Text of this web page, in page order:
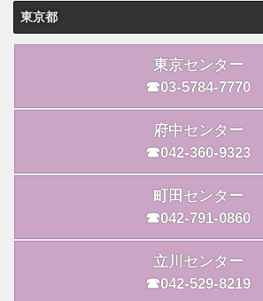
東京都
東京センター
☎03-5784-7770
府中センター
☎042-360-9323
町田センター
☎042-791-0860
立川センター
☎042-529-8219